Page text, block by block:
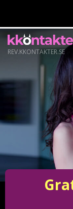
REV.KKONTAKTER.SE